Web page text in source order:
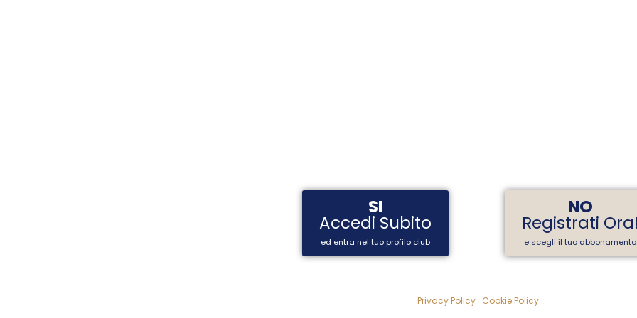
SI
Accedi Subito
ed entra nel tuo profilo club
NO
Registrati
e scegli il tuo abbonamento
Privacy Policy Cookie Policy